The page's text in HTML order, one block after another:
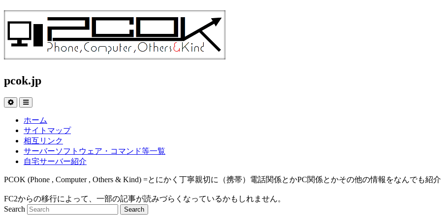
pcok.jp
ホーム
サイトマップ
相互リンク
サーバーソフトウェア・コマンド等一覧
自宅サーバー紹介
PCOK (Phone , Computer , Others & Kind) =とにかく丁寧親切に（携帯）電話関係とかPC関係とかその他の情報をなんでも紹
FC2からの移行によって、一部の記事が読みづらくなっているかもしれません。
Search